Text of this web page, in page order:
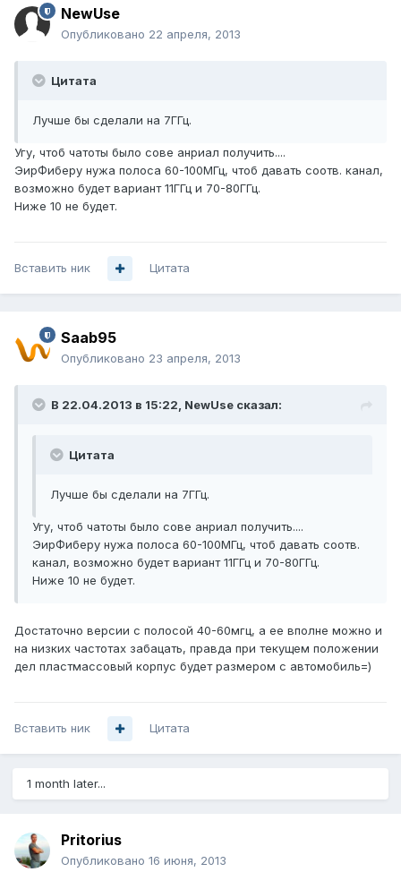
NewUse
Опубликовано 22 апреля, 2013
Цитата
Лучше бы сделали на 7ГГц.
Угу, чтоб чатоты было сове анриал получить....
ЭирФиберу нужа полоса 60-100МГц, чтоб давать соотв. канал,
возможно будет вариант 11ГГц и 70-80ГГц.
Ниже 10 не будет.
Вставить ник Цитата
Saab95
Опубликовано 23 апреля, 2013
В 22.04.2013 в 15:22, NewUse сказал:
Цитата
Лучше бы сделали на 7ГГц.
Угу, чтоб чатоты было сове анриал получить....
ЭирФиберу нужа полоса 60-100МГц, чтоб давать соотв.
канал, возможно будет вариант 11ГГц и 70-80ГГц.
Ниже 10 не будет.
Достаточно версии с полосой 40-60мгц, а ее вполне можно и
на низких частотах забацать, правда при текущем положении
дел пластмассовый корпус будет размером с автомобиль=)
Вставить ник Цитата
1 month later...
Pritorius
Опубликовано 16 июня, 2013